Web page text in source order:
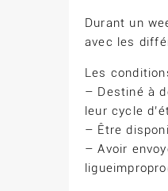
Durant un
avec les
Les
– Destiné à
leur cycle
– Être
– Avoir